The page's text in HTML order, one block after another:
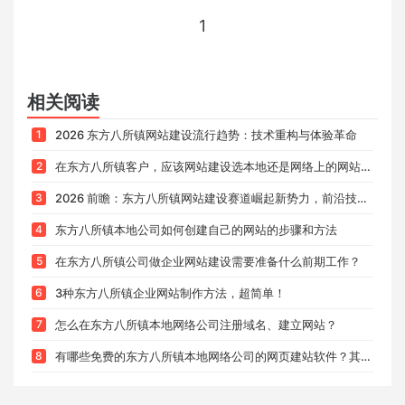
的差异其实很大。新手要是想搭建一个高
1
相关阅读
1 2026 东方八所镇网站建设流行趋势：技术重构与体验革命
2 在东方八所镇客户，应该网站建设选本地还是网络上的网站建设公司？优缺点全解析
3 2026 前瞻：东方八所镇网站建设赛道崛起新势力，前沿技术赋能下的品牌优选
4 东方八所镇本地公司如何创建自己的网站的步骤和方法
5 在东方八所镇公司做企业网站建设需要准备什么前期工作？
6 3种东方八所镇企业网站制作方法，超简单！
7 怎么在东方八所镇本地网络公司注册域名、建立网站？
8 有哪些免费的东方八所镇本地网络公司的网页建站软件？其中哪款比较好用呢？